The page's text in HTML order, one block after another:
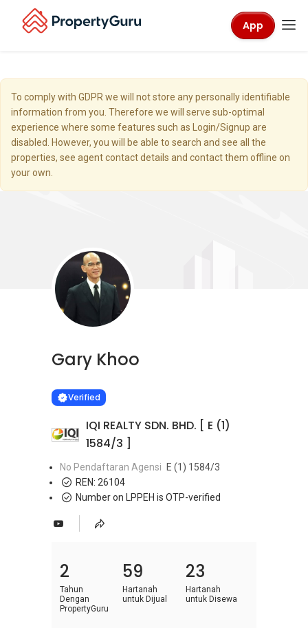
App
To comply with GDPR we will not store any personally identifiable
information from you. Therefore we will serve sub-optimal
experience where some features such as Login/Signup are
disabled. However, you will be able to search and see all the
properties, see agent contact details and contact them offline on
your own.
Gary Khoo
VERIFIED
Verified
IQI REALTY SDN. BHD. [ E (1)
1584/3 ]
No Pendaftaran Agensi
E (1) 1584/3
REN: 26104
Number on LPPEH is OTP-verified
2
Tahun
Dengan
PropertyGuru
59
Hartanah
untuk Dijual
23
Hartanah
untuk Disewa
Learn more